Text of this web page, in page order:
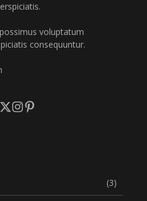
voluptatum
consequuntur.
(3)